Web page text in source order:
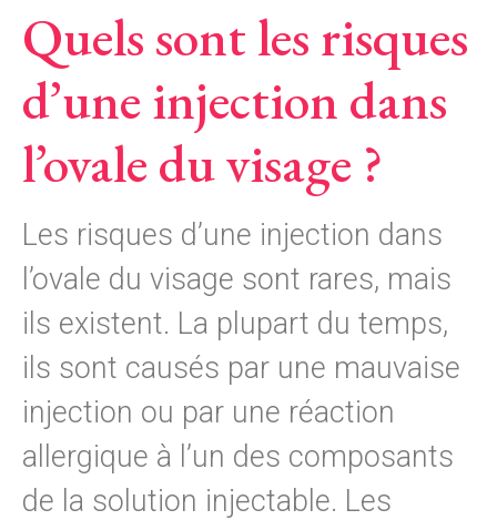
Quels sont les risques
d’une injection dans
l’ovale du visage ?
Les risques d’une injection dans
l’ovale du visage sont rares, mais
ils existent. La plupart du temps,
ils sont causés par une mauvaise
injection ou par une réaction
allergique à l’un des composants
de la solution injectable. Les